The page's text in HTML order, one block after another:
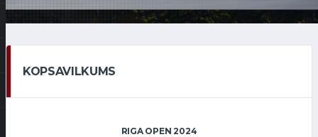
KOPSAVILKUMS
RIGA OPEN 2024